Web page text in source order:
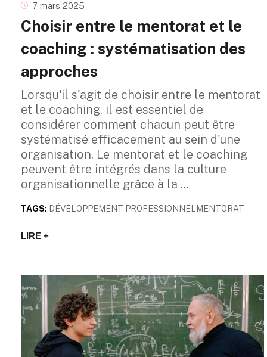
7 mars 2025
Choisir entre le mentorat et le
coaching : systématisation des
approches
Lorsqu'il s'agit de choisir entre le mentorat
et le coaching, il est essentiel de
considérer comment chacun peut être
systématisé efficacement au sein d'une
organisation. Le mentorat et le coaching
peuvent être intégrés dans la culture
organisationnelle grâce à la
TAGS: DÉVELOPPEMENT PROFESSIONNEL MENTORAT
LIRE +